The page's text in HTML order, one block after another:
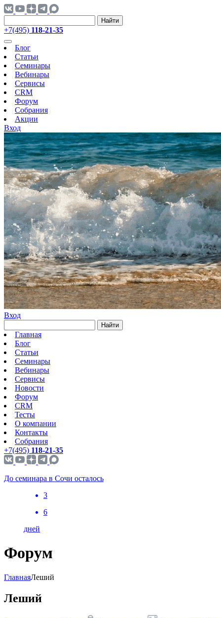
Найти
+7(495) 118-21-35
Блог
Статьи
Семинары
Вебинары
Сервисы
CRM
Форум
Собрания
Акции
Вход
Вход
Найти
Главная
Блог
Статьи
Семинары
Вебинары
Сервисы
Новости
Форум
CRM
Тесты
О компании
Контакты
Собрания
+7(495) 118-21-35
До семинара в Сочи осталось
3
6
дней
Форум
ГлавнаяЛеший
Леший